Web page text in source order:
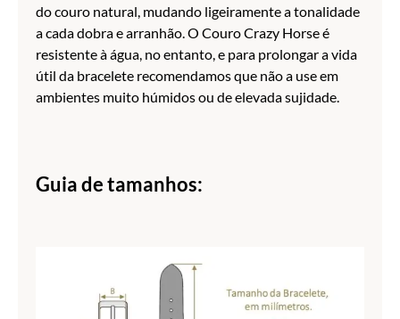
do couro natural, mudando ligeiramente a tonalidade
a cada dobra e arranhão. O Couro Crazy Horse é
resistente à água, no entanto, e para prolongar a vida
útil da bracelete recomendamos que não a use em
ambientes muito húmidos ou de elevada sujidade.
Guia de tamanhos: